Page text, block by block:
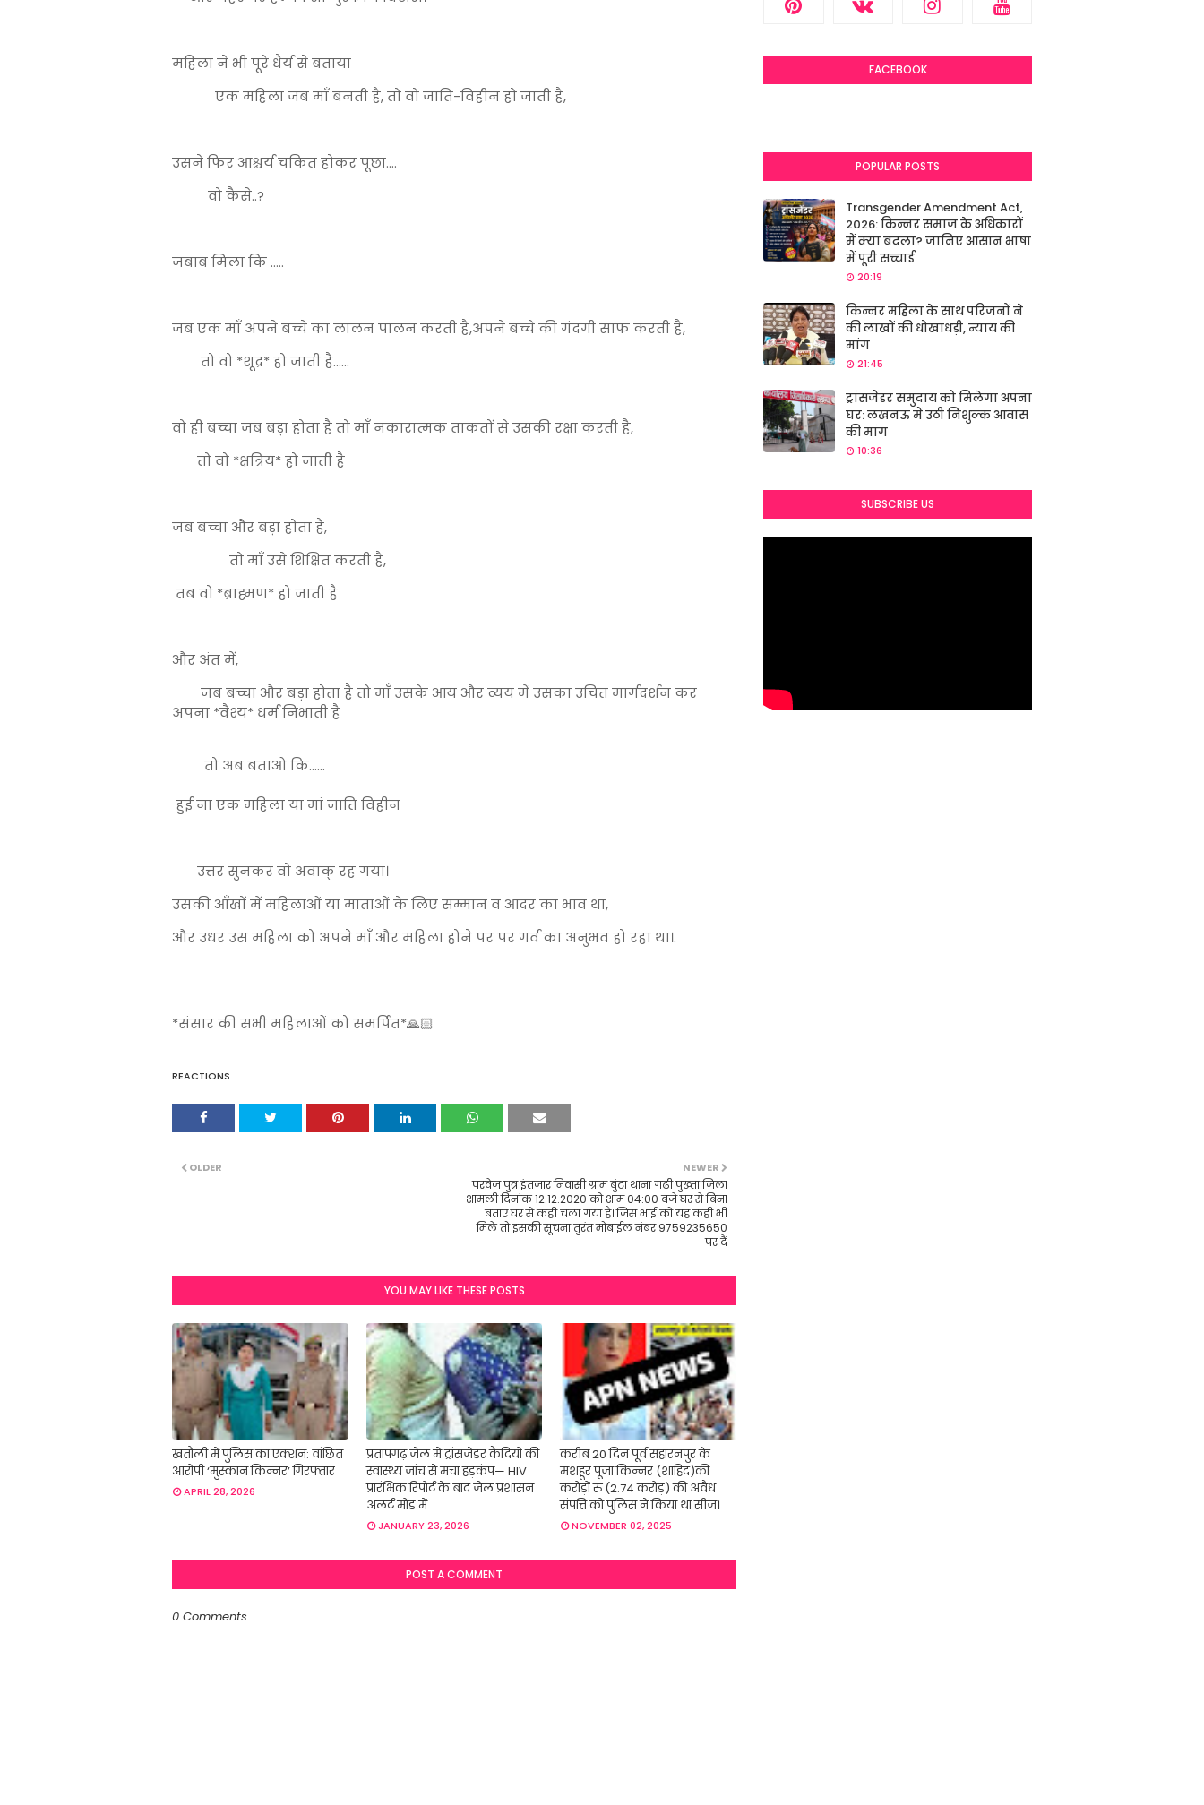
महिला ने भी पूरे धैर्य से बताया
एक महिला जब माँ बनती है, तो वो जाति-विहीन हो जाती है,
उसने फिर आश्चर्य चकित होकर पूछा....
वो कैसे..?
जबाब मिला कि .....
जब एक माँ अपने बच्चे का लालन पालन करती है,अपने बच्चे की गंदगी साफ करती है,
तो वो *शूद्र* हो जाती है......
वो ही बच्चा जब बड़ा होता है तो माँ नकारात्मक ताकतों से उसकी रक्षा करती है,
तो वो *क्षत्रिय* हो जाती है
जब बच्चा और बड़ा होता है,
तो माँ उसे शिक्षित करती है,
तब वो *ब्राह्मण* हो जाती है
और अंत में,
जब बच्चा और बड़ा होता है तो माँ उसके आय और व्यय में उसका उचित मार्गदर्शन कर
अपना *वैश्य* धर्म निभाती है
तो अब बताओ कि......
हुई ना एक महिला या मां जाति विहीन
उत्तर सुनकर वो अवाक् रह गया।
उसकी आँखों में महिलाओं या माताओं के लिए सम्मान व आदर का भाव था,
और उधर उस महिला को अपने माँ और महिला होने पर पर गर्व का अनुभव हो रहा था।.
*संसार की सभी महिलाओं को समर्पित*🙏🏻
REACTIONS
NEWER
परवेज पुत्र इंतजार निवासी ग्राम बुंटा थाना गढ़ी पुख्ता जिला
शामली दिनांक 12.12.2020 को शाम 04:00 बजे घर से बिना
बताए घर से कही चला गया है। जिस भाई को यह कही भी
मिले तो इसकी सूचना तुरंत मोबाईल नंबर 9759235650
पर दैं
OLDER
YOU MAY LIKE THESE POSTS
खतौली में पुलिस का एक्शन: वांछित
आरोपी ‘मुस्कान किन्नर’ गिरफ्तार
APRIL 28, 2026
प्रतापगढ़ जेल में ट्रांसजेंडर कैदियों की
स्वास्थ्य जांच से मचा हड़कंप— HIV
प्रारंभिक रिपोर्ट के बाद जेल प्रशासन
अलर्ट मोड में
JANUARY 23, 2026
करीब 20 दिन पूर्व सहारनपुर के
मशहूर पूजा किन्नर (शाहिद)की
करोड़ों रु (2.74 करोड़) की अवैध
संपत्ति को पुलिस ने किया था सीज।
NOVEMBER 02, 2025
POST A COMMENT
0 Comments
FACEBOOK
POPULAR POSTS
Transgender Amendment Act,
2026: किन्नर समाज के अधिकारों
में क्या बदला? जानिए आसान भाषा
में पूरी सच्चाई
20:19
किन्नर महिला के साथ परिजनों ने
की लाखों की धोखाधड़ी, न्याय की
मांग
21:45
ट्रांसजेंडर समुदाय को मिलेगा अपना
घर: लखनऊ में उठी निशुल्क आवास
की मांग
10:36
SUBSCRIBE US